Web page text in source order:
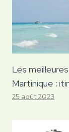
Les
Martinique :
25 août 2023